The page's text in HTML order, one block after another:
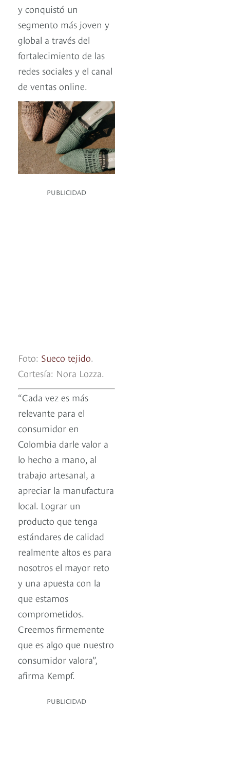
y conquistó un
segmento más joven y
global a través del
fortalecimiento de las
redes sociales y el canal
de ventas online.
PUBLICIDAD
Foto: Sueco tejido.
Cortesía: Nora Lozza.
“Cada vez es más
relevante para el
consumidor en
Colombia darle valor a
lo hecho a mano, al
trabajo artesanal, a
apreciar la manufactura
local. Lograr un
producto que tenga
estándares de calidad
realmente altos es para
nosotros el mayor reto
y una apuesta con la
que estamos
comprometidos.
Creemos firmemente
que es algo que nuestro
consumidor valora”,
afirma Kempf.
PUBLICIDAD